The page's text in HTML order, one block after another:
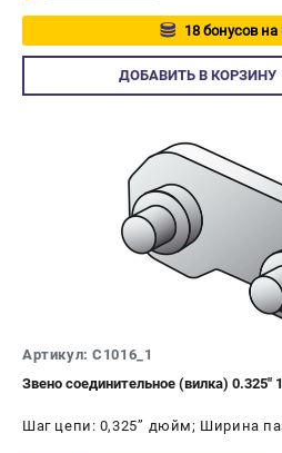
18 бонусов на
Авторизуйтесь
ДОБАВИТЬ В КОРЗИНУ
Артикул: C1016_1
Звено соединительное (вилка) 0.325"
Шаг цепи: 0,325’’ дюйм; Ширина